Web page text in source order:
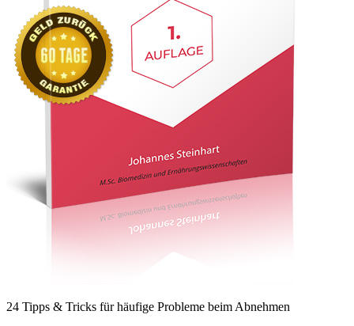
24 Tipps & Tricks für häufige Probleme beim Abnehmen